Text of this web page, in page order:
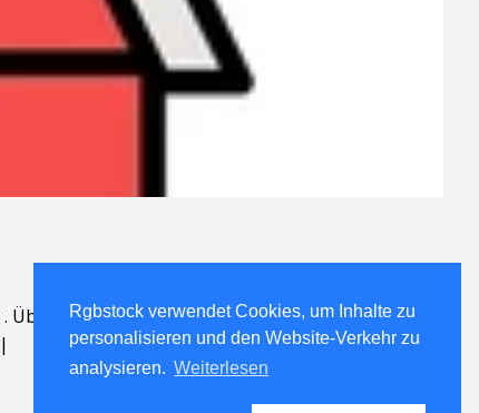
Rgbstock verwendet Cookies, um Inhalte zu
personalisieren und den Website-Verkehr zu
analysieren. Weiterlesen
. Über
|